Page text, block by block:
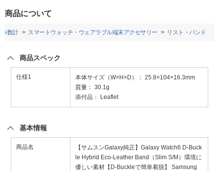
商品について
歩数計 スマートウォッチ・ウェアラブル端末アクセサリー リスト・バンド
商品スペック
仕様1
本体サイズ（W×H×D）： 25.8×104×16.3mm
質量： 30.1g
添付品： Leaflet
基本情報
商品名
【サムスンGalaxy純正】Galaxy Watch6 D-Buck
le Hybrid Eco-Leather Band（Slim S/M）環境に
優しい素材【D-Buckleで簡単着脱】 Samsung